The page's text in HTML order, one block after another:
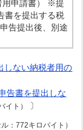
用申請書） ※提
書を提出する税
告提出後、別途
しない納税者用の
告書を提出しな
イト）
〕
：772キロバイト）